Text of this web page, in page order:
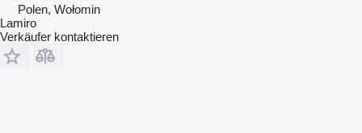
Polen, Wołomin
Lamiro
Verkäufer kontaktieren